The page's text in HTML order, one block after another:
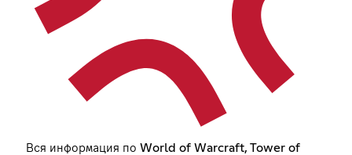
Вся информация по World of Warcraft, Tower of